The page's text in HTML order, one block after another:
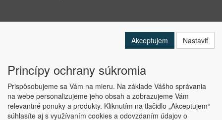
Copyright © ABRA Software a.s. 2019
Akceptujem Nastaviť
Princípy ochrany súkromia
Prispôsobujeme sa Vám na mieru. Na základe Vášho správania
na webe personalizujeme jeho obsah a zobrazujeme Vám
relevantné ponuky a produkty. Kliknutím na tlačidlo „Akceptujem“
súhlasíte aj s využívaním cookies a odovzdaním údajov o